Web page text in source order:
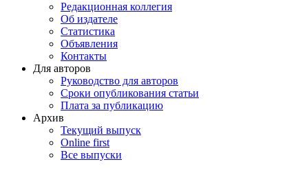
Редакционная коллегия
Об издателе
Статистика
Объявления
Контакты
Для авторов
Руководство для авторов
Сроки опубликования статьи
Плата за публикацию
Архив
Текущий выпуск
Online first
Все выпуски